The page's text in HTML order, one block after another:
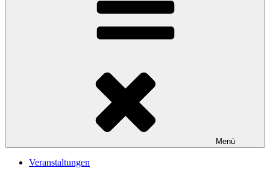
Menü
Veranstaltungen